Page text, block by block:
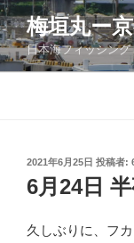
コ
ン
テ
ン
梅垣丸ー
日本海フィッシン
投
稿
日:
2021年6月25日 投稿者:
6月24日
久しぶりに、フ